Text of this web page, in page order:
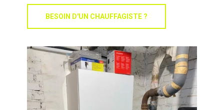
BESOIN D'UN CHAUFFAGISTE ?